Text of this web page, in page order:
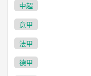
中超
意甲
法甲
德甲